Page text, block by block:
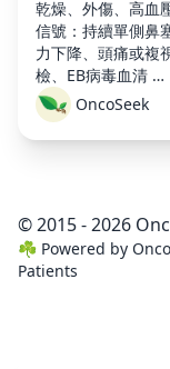
乾燥、外傷、高血
信號：持續單側鼻
力下降、頭痛或複
檢、EB病毒血清 …
OncoSeek
© 2015 - 2026
☘️ Powered by
Patients